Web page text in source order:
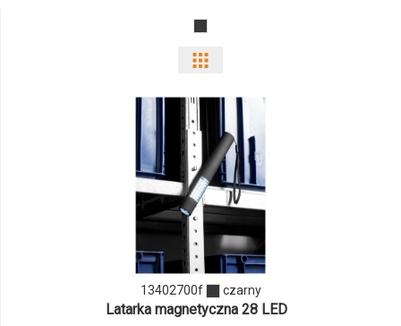
odmiany
ilości
produktu
13402700f
13402700f czarny
Latarka magnetyczna 28 LED